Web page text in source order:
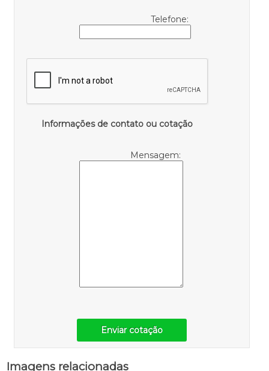
Telefone:
Informações de contato ou cotação
Mensagem:
Enviar cotação
Imagens relacionadas